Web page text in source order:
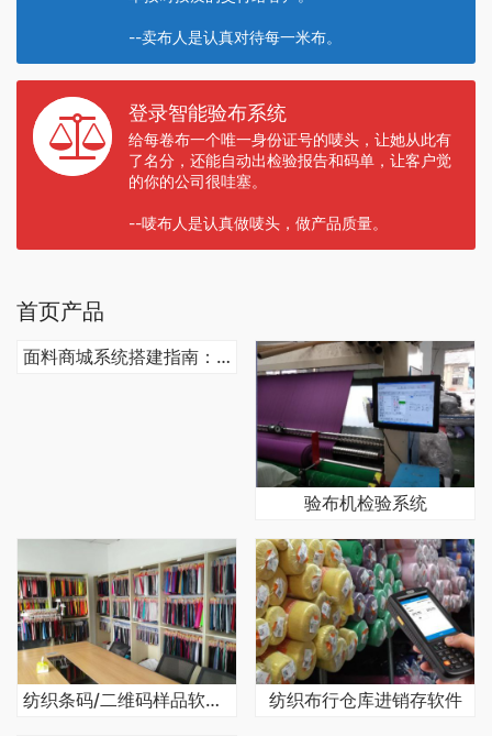
--卖布人是认真对待每一米布。
登录智能验布系统
给每卷布一个唯一身份证号的唛头，让她从此有
了名分，还能自动出检验报告和码单，让客户觉
的你的公司很哇塞。
--唛布人是认真做唛头，做产品质量。
首页产品
面料商城系统搭建指南：线上面料销售全攻略
验布机检验系统
纺织条码/二维码样品软件系统 纺织布行仓库进销存软件